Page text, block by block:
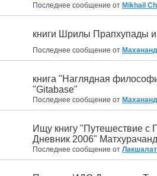
Последнее сообщение от Mikhail
книги Шрилы Прапхупады и
Последнее сообщение от
книга "Наглядная
"Gitabase"
Последнее сообщение от
Ищу книгу "Путешествие с
Дневник 2006"
Последнее сообщение от Лакшалата